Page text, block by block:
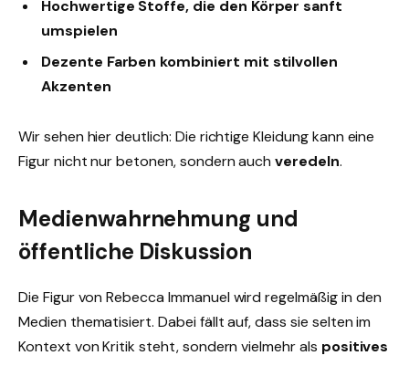
Hochwertige Stoffe, die den Körper sanft
umspielen
Dezente Farben kombiniert mit stilvollen
Akzenten
Wir sehen hier deutlich: Die richtige Kleidung kann eine
Figur nicht nur betonen, sondern auchveredeln.
Medienwahrnehmung und
öffentliche Diskussion
Die Figur von Rebecca Immanuel wird regelmäßig in den
Medien thematisiert. Dabei fällt auf, dass sie selten im
Kontext von Kritik steht, sondern vielmehr als positives